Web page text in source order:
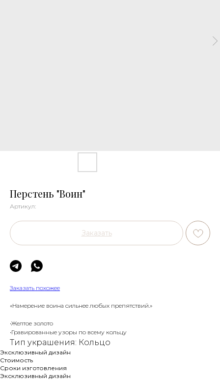
Перстень "Воин"
Артикул:
Заказать
Заказать похожее
«Намерение воина сильнее любых препятствий.»
•Желтое золото
•Гравированные узоры по всему кольцу
Тип украшения: Кольцо
Эксклюзивный дизайн
Стоимость
Сроки изготовления
Эксклюзивный дизайн